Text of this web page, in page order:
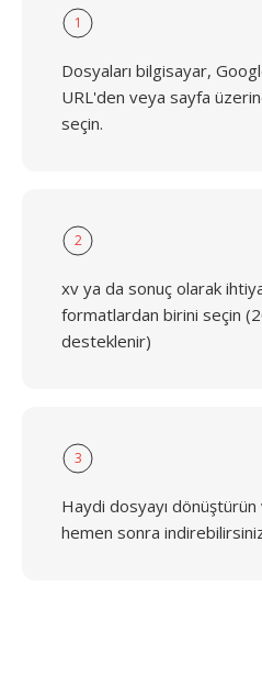
1
Dosyaları bilgisayar,
URL'den veya sayfa
seçin.
2
xv ya da sonuç olarak
formatlardan birini seçin
desteklenir)
3
Haydi dosyayı dönüştürün
hemen sonra